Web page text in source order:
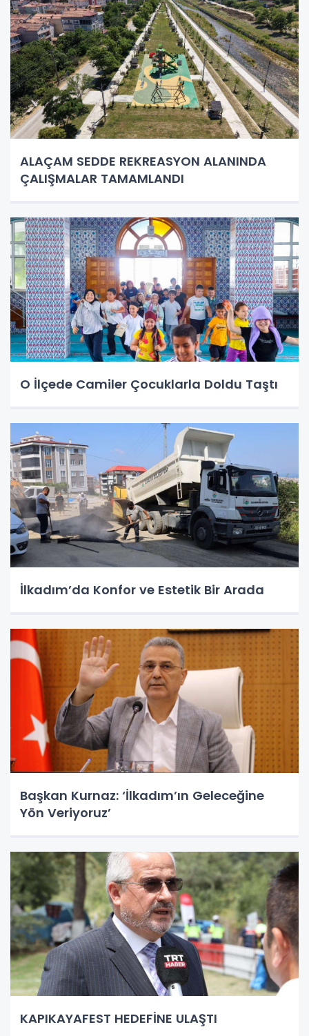
ALAÇAM SEDDE REKREASYON ALANINDA
ÇALIŞMALAR TAMAMLANDI
O İlçede Camiler Çocuklarla Doldu Taştı
İlkadım’da Konfor ve Estetik Bir Arada
Başkan Kurnaz: ‘İlkadım’ın Geleceğine
Yön Veriyoruz’
KAPIKAYAFEST HEDEFİNE ULAŞTI